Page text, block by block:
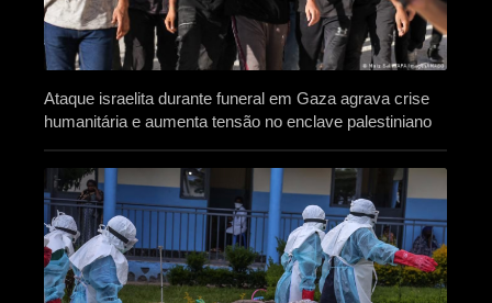
Ataque israelita durante funeral em Gaza agrava crise
humanitária e aumenta tensão no enclave palestiniano